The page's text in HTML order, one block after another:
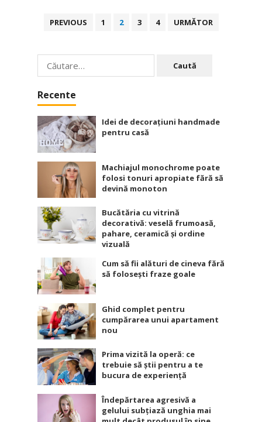
Paginație
PREVIOUS 1 2 3 4 URMĂTOR
Caută
după:
Recente
Idei de decorațiuni handmade
pentru casă
Machiajul monochrome poate
folosi tonuri apropiate fără să
devină monoton
Bucătăria cu vitrină
decorativă: veselă frumoasă,
pahare, ceramică și ordine
vizuală
Cum să fii alături de cineva fără
să folosești fraze goale
Ghid complet pentru
cumpărarea unui apartament
nou
Prima vizită la operă: ce
trebuie să știi pentru a te
bucura de experiență
Îndepărtarea agresivă a
gelului subțiază unghia mai